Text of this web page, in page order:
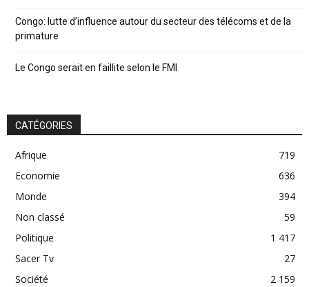
Congo: lutte d’influence autour du secteur des télécoms et de la
primature
Le Congo serait en faillite selon le FMI
CATÉGORIES
Afrique
719
Economie
636
Monde
394
Non classé
59
Politique
1 417
Sacer Tv
27
Société
2 159